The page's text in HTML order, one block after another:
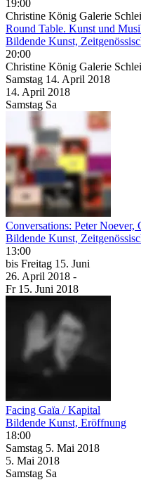
19:00
Christine König Galerie
Round Table. Kunst und
Bildende Kunst,
20:00
Christine König Galerie
Samstag 14. April 2018
14. April 2018
Samstag Sa
Conversations: Peter Noever,
Bildende Kunst,
13:00
bis Freitag 15. Juni
26. April 2018 -
Fr 15. Juni 2018
Facing Gaïa / Kapital
Bildende Kunst, Eröffnung
18:00
Samstag 5. Mai 2018
5. Mai 2018
Samstag Sa